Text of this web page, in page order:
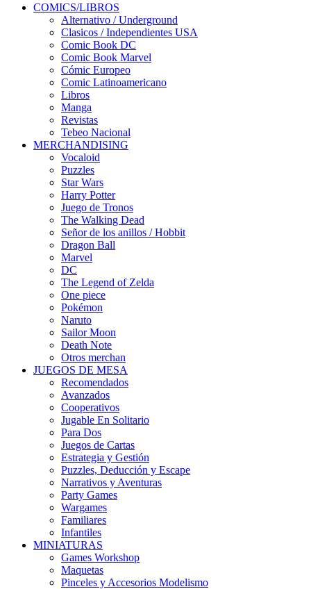
COMICS/LIBROS
Alternativo / Underground
Clasicos / Independientes USA
Comic Book DC
Comic Book Marvel
Cómic Europeo
Comic Latinoamericano
Libros
Manga
Revistas
Tebeo Nacional
MERCHANDISING
Vocaloid
Puzzles
Star Wars
Harry Potter
Juego de Tronos
The Walking Dead
Señor de los anillos / Hobbit
Dragon Ball
Marvel
DC
The Legend of Zelda
One piece
Pokémon
Naruto
Sailor Moon
Death Note
Otros merchan
JUEGOS DE MESA
Recomendados
Avanzados
Cooperativos
Jugable En Solitario
Para Dos
Juegos de Cartas
Estrategia y Gestión
Puzzles, Deducción y Escape
Narrativos y Aventuras
Party Games
Wargames
Familiares
Infantiles
MINIATURAS
Games Workshop
Maquetas
Pinceles y Accesorios Modelismo